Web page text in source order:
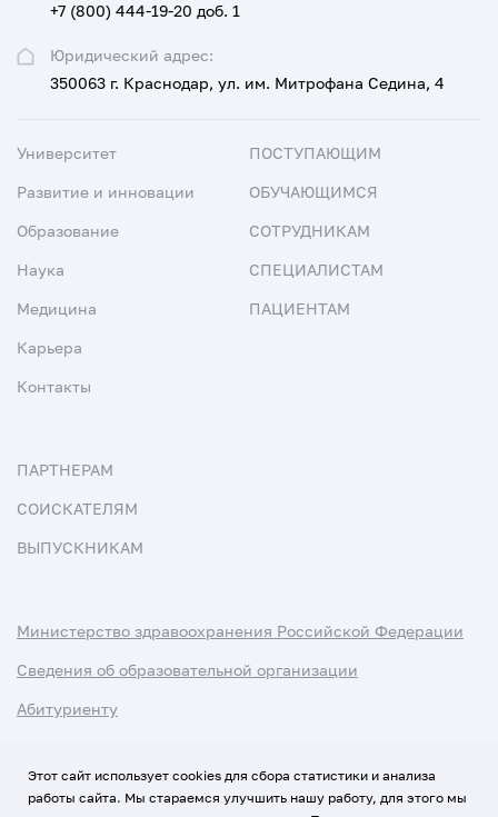
Юридический адрес:
350063 г. Краснодар, ул. им. Митрофана Седина, 4
+7 (800) 444-19-20 доб. 1
Университет
Развитие и инновации
Образование
Наука
Медицина
Карьера
Контакты
ПОСТУПАЮЩИМ
ОБУЧАЮЩИМСЯ
СОТРУДНИКАМ
СПЕЦИАЛИСТАМ
ПАЦИЕНТАМ
ПАРТНЕРАМ
СОИСКАТЕЛЯМ
ВЫПУСКНИКАМ
Министерство здравоохранения Российской Федерации
Сведения об образовательной организации
Абитуриенту
Этот сайт использует cookies для сбора статистики и анализа
работы сайта. Мы стараемся улучшить нашу работу, для этого мы